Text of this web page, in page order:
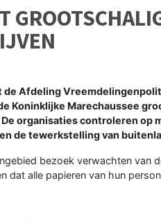
de Afdeling
Koninklijke Marechaussee
organisaties controleren op
de tewerkstelling van
bezoek verwachten van
alle papieren van hun